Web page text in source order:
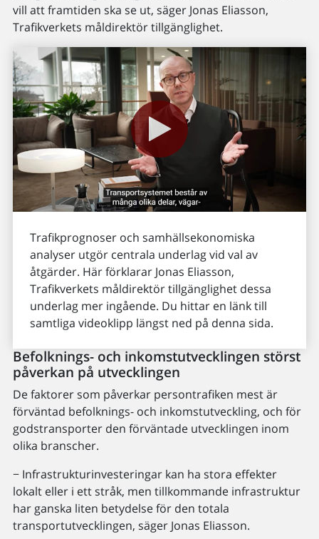
vill att framtiden ska se ut, säger Jonas Eliasson,
Trafikverkets måldirektör tillgänglighet.
Trafikprognoser och samhällsekonomiska
analyser utgör centrala underlag vid val av
åtgärder. Här förklarar Jonas Eliasson,
Trafikverkets måldirektör tillgänglighet dessa
underlag mer ingående. Du hittar en länk till
samtliga videoklipp längst ned på denna sida.
Befolknings- och inkomstutvecklingen störst
påverkan på utvecklingen
De faktorer som påverkar persontrafiken mest är
förväntad befolknings- och inkomstutveckling, och för
godstransporter den förväntade utvecklingen inom
olika branscher.
− Infrastrukturinvesteringar kan ha stora effekter
lokalt eller i ett stråk, men tillkommande infrastruktur
har ganska liten betydelse för den totala
transportutvecklingen, säger Jonas Eliasson.